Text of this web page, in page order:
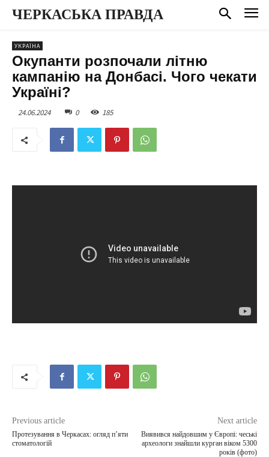
ЧЕРКАСЬКА ПРАВДА
УКРАЇНА
Окупанти розпочали літню
кампанію на Донбасі. Чого чекати
Україні?
24.06.2024 0 185
Previous article
Протезування в Черкасах: огляд п’яти
стоматологій
Next article
Виявився найдовшим у Європі: чеські
археологи знайшли курган віком 5300
років (фото)